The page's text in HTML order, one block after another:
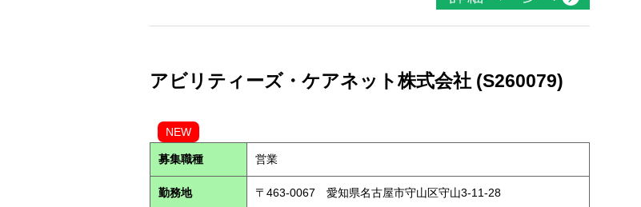
アビリティーズ・ケアネット株式会社 (S260079)
NEW
募集職種 営業
勤務地 〒463-0067 愛知県名古屋市守山区守山3-11-28